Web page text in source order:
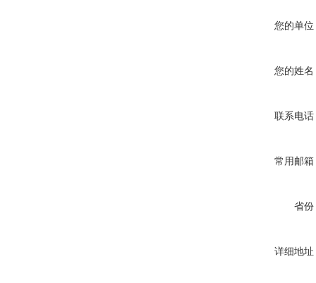
您的单位
您的姓名
联系电话
常用邮箱
省份
详细地址